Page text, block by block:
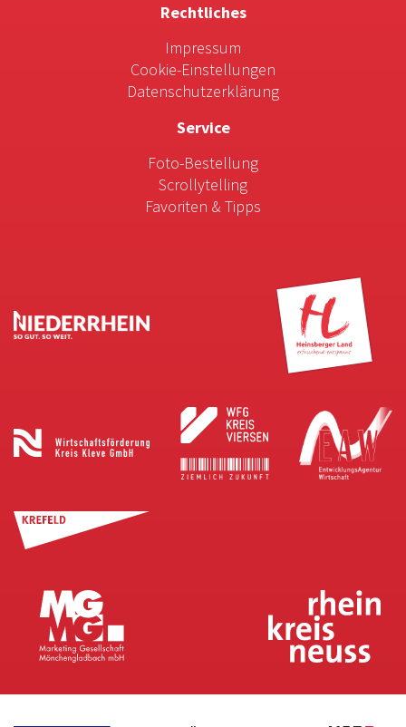
Rechtliches
Impressum
Cookie-Einstellungen
Datenschutzerklärung
Service
Foto-Bestellung
Scrollytelling
Favoriten & Tipps